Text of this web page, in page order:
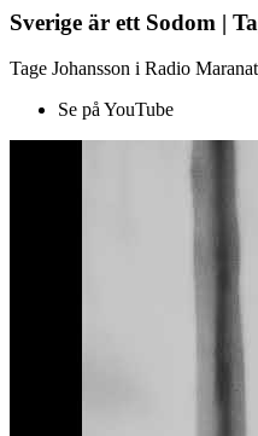
Sverige är ett Sodom |
Tage Johansson i Radio
Se på YouTube